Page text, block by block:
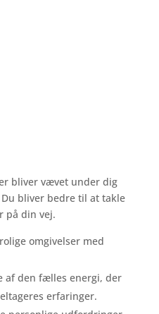
bliver vævet under dig
bliver bedre til at takle
på din vej.
omgivelser med
af den fælles energi, der
erfaringer.